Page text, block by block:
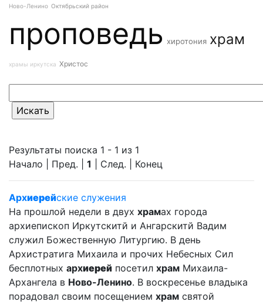
Ново-Ленино Октябрьский район
проповедь хиротония храм
храмы иркутска Христос
Результаты поиска 1 - 1 из 1
Начало | Пред. | 1 | След. | Конец
Архиерейские служения
На прошлой недели в двух храмах города
архиепископ Иркутскитй и Ангарскитй Вадим
служил Божественную Литургию. В день
Архистратига Михаила и прочих Небесных Сил
бесплотных архиерей посетил храм Михаила-
Архангела в Ново-Ленино. В воскресенье владыка
порадовал своим посещением храм святой